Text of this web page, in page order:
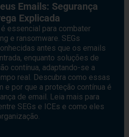
Emails: Segurança
Explicada
essencial para combater
e ransomware. SEGs
antes que os emails
enquanto soluções de
contínua, adaptando-se a
real. Descubra como essas
e por que a proteção contínua é
de email. Leia mais para
SEGs e ICEs e como eles